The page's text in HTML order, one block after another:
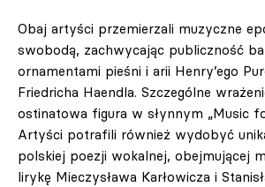
Obaj artyści przemierzali muzyczne
swobodą, zachwycając publiczność
ornamentami pieśni i arii Henry’ego
Friedricha Haendla. Szczególne
ostinatowa figura w słynnym „Music
Artyści potrafili również wydobyć
polskiej poezji wokalnej, obejmującej
lirykę Mieczysława Karłowicza i